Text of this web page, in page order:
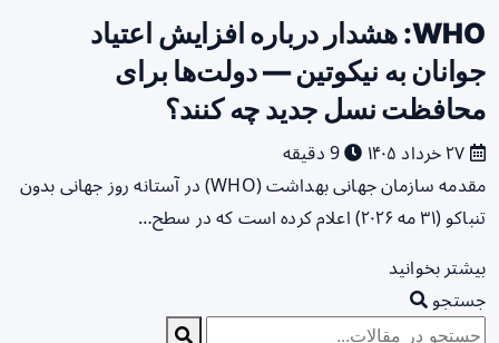
WHO: هشدار درباره افزایش اعتیاد
جوانان به نیکوتین — دولت‌ها برای
محافظت نسل جدید چه کنند؟
9 دقیقه
مقدمه سازمان جهانی بهداشت (WHO) در آستانه روز جهانی بدون
تنباکو (۳۱ مه ۲۰۲۶) اعلام کرده است که در سطح…
بیشتر بخوانید
جستجو